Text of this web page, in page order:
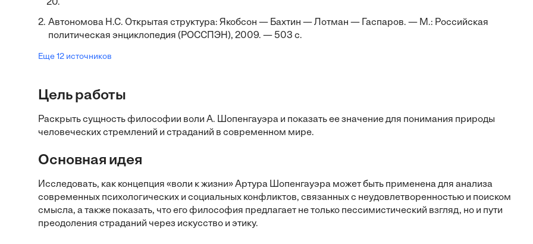
20.
2. Автономова Н.С. Открытая структура: Якобсон — Бахтин — Лотман — Гаспаров. — М.: Российская
политическая энциклопедия (РОССПЭН), 2009. — 503 с.
Еще 12 источников
Цель работы
Раскрыть сущность философии воли А. Шопенгауэра и показать ее значение для понимания природы
человеческих стремлений и страданий в современном мире.
Основная идея
Исследовать, как концепция «воли к жизни» Артура Шопенгауэра может быть применена для анализа
современных психологических и социальных конфликтов, связанных с неудовлетворенностью и поиском
смысла, а также показать, что его философия предлагает не только пессимистический взгляд, но и пути
преодоления страданий через искусство и этику.